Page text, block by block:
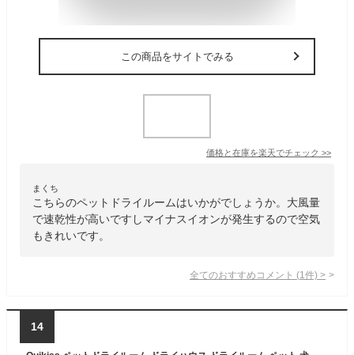
この商品をサイトでみる
価格と在庫を楽天でチェック >>
まくち
こちらのペットドライルームはいかがでしょうか。大風量
で速乾性が高いですしマイナスイオンが発生するので空気
もきれいです。
全てのおすすめコメント (1 件) >
14